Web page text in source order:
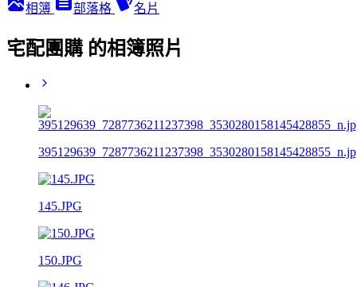
相簿 部落格 名片
宅配團購 的相簿照片
145.JPG
150.JPG